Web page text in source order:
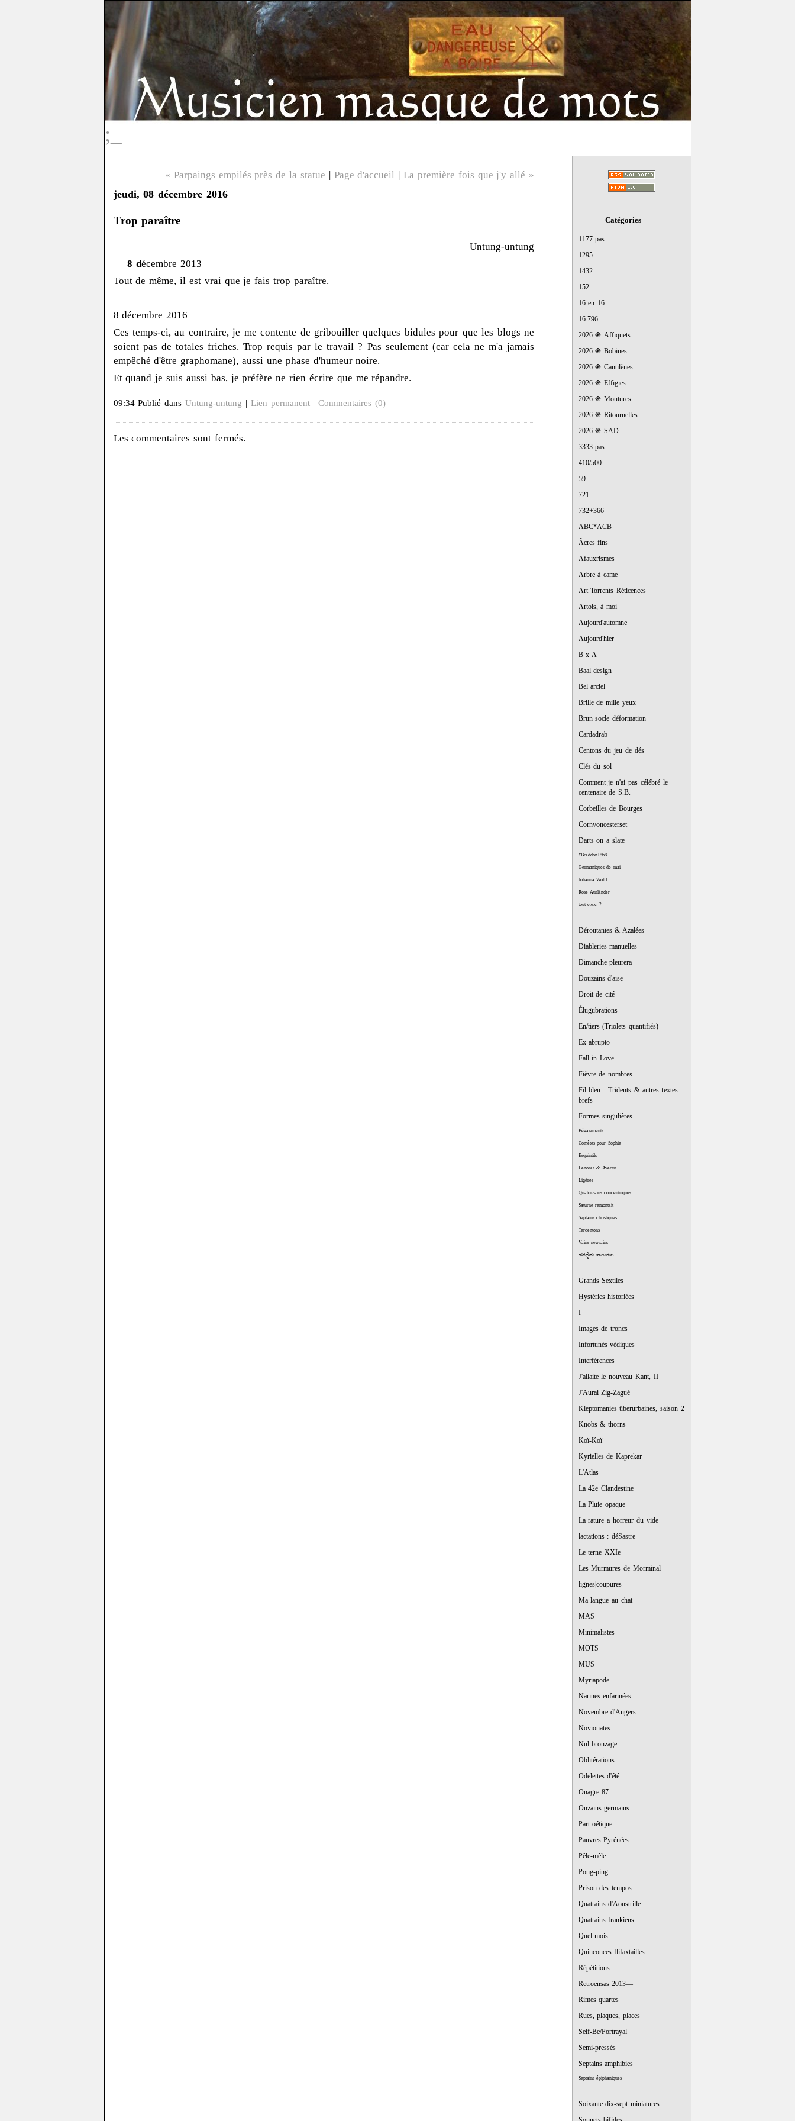
;_
Catégories
1177 pas
1295
1432
152
16 en 16
16.796
2026 ֍ Affiquets
2026 ֍ Bobines
2026 ֍ Cantilènes
2026 ֍ Effigies
2026 ֍ Moutures
2026 ֍ Ritournelles
2026 ֍ SAD
3333 pas
410/500
59
721
732+366
ABC*ACB
Âcres fins
Afauxrismes
Arbre à came
Art Torrents Réticences
Artois, à moi
Aujourd'automne
Aujourd'hier
B x A
Baal design
Bel arciel
Brille de mille yeux
Brun socle déformation
Cardadrab
Centons du jeu de dés
Clés du sol
Comment je n'ai pas célébré le
centenaire de S.B.
Corbeilles de Bourges
Cornvoncesterset
Darts on a slate
#Braddon1868
Germaniques de mai
Johanna Wolff
Rose Ausländer
tout e.e.c ?
Déroutantes & Azalées
Diableries manuelles
Dimanche pleurera
Douzains d'aise
Droit de cité
Élugubrations
En/tiers (Triolets quantifiés)
Ex abrupto
Fall in Love
Fièvre de nombres
Fil bleu : Tridents & autres textes
brefs
Formes singulières
Bégaiements
Comètes pour Sophie
Esquintils
Lenoras & Aversis
Ligères
Quatorzains concentriques
Saturne remontait
Septains christiques
Tercentons
Vains neuvains
ಹದಿನೈದು ಸಾಲುಗಳು
Grands Sextiles
Hystéries historiées
I
Images de troncs
Infortunés védiques
Interférences
J'allaite le nouveau Kant, II
J'Aurai Zig-Zagué
Kleptomanies überurbaines, saison 2
Knobs & thorns
Koï-Koï
Kyrielles de Kaprekar
L'Atlas
La 42e Clandestine
La Pluie opaque
La rature a horreur du vide
lactations : déSastre
Le terne XXIe
Les Murmures de Morminal
lignes|coupures
Ma langue au chat
MAS
Minimalistes
MOTS
MUS
Myriapode
Narines enfarinées
Novembre d'Angers
Novionates
Nul bronzage
Oblitérations
Odelettes d'été
Onagre 87
Onzains germains
Part oétique
Pauvres Pyrénées
Pêle-mêle
Pong-ping
Prison des tempos
Quatrains d'Aoustrille
Quatrains frankiens
Quel mois...
Quinconces flifaxtailles
Répétitions
Retroensas 2013—
Rimes quartes
Rues, plaques, places
Self-Be/Portrayal
Semi-pressés
Septains amphibies
Septains épiphaniques
Soixante dix-sept miniatures
« Parpaings empilés près de la statue | Page d'accueil |La première fois que j'y allé »
jeudi, 08 décembre 2016
Trop paraître
Untung-untung
8 décembre 2013
Tout de même, il est vrai que je fais trop paraître.
8 décembre 2016
Ces temps-ci, au contraire, je me contente de gribouiller quelques bidules pour que les blogs ne
soient pas de totales friches. Trop requis par le travail ? Pas seulement (car cela ne m'a jamais
empêché d'être graphomane), aussi une phase d'humeur noire.
Et quand je suis aussi bas, je préfère ne rien écrire que me répandre.
09:34 Publié dansUntung-untung | Lien permanent|Commentaires (0)
Les commentaires sont fermés.